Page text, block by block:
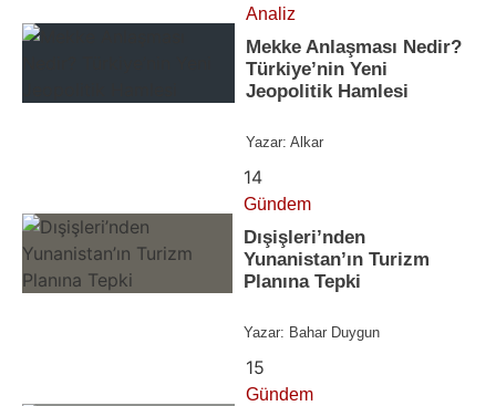
Analiz
Mekke Anlaşması Nedir?
Türkiye’nin Yeni
Jeopolitik Hamlesi
Yazar: Alkar
14
Gündem
Dışişleri’nden
Yunanistan’ın Turizm
Planına Tepki
Yazar: Bahar Duygun
15
Gündem